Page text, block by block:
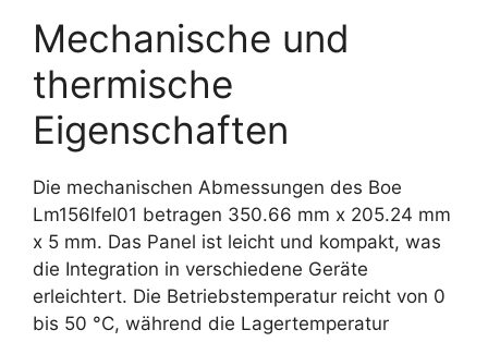
Mechanische und
thermische
Eigenschaften
Die mechanischen Abmessungen des Boe
Lm156lfel01 betragen 350.66 mm x 205.24 mm
x 5 mm. Das Panel ist leicht und kompakt, was
die Integration in verschiedene Geräte
erleichtert. Die Betriebstemperatur reicht von 0
bis 50 °C, während die Lagertemperatur